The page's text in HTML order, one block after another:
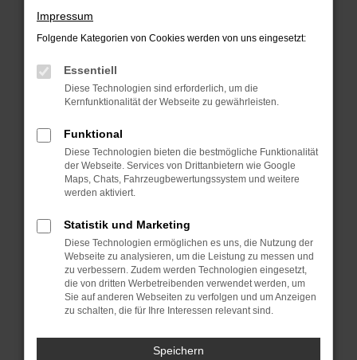
Überprüfe deine Firewall und deine
Laden andere Webseiten, zum Beispiel deine
Suchmaschine?
Prüfe deine Browsererweiterungen.
Manche Erweiterungen, wie Werbeblocker,
verhindern. Funktioniert die Seite in einem
anderen Browser oder in einem privaten
Fenster?
Starte dein Gerät neu.
Probleme zu beheben.
Stelle sicher, dass dein Browser und dein
Betriebssystem auf dem neuesten Stand
sind.
Veraltete Software birgt nicht nur ein
führen, dass bestimmte Funktionen nicht mehr
Impressum
Folgende Kategorien von Cookies werden von uns eingesetzt:
Essentiell
Diese Technologien sind erforderlich, um die
Kernfunktionalität der Webseite zu gewährleisten.
Funktional
Diese Technologien bieten die bestmögliche Funktionalität
der Webseite. Services von Drittanbietern wie Google
Maps, Chats, Fahrzeugbewertungssystem und weitere
werden aktiviert.
Statistik und Marketing
Diese Technologien ermöglichen es uns, die Nutzung der
Webseite zu analysieren, um die Leistung zu messen und
zu verbessern. Zudem werden Technologien eingesetzt,
die von dritten Werbetreibenden verwendet werden, um
Sie auf anderen Webseiten zu verfolgen und um Anzeigen
zu schalten, die für Ihre Interessen relevant sind.
Speichern